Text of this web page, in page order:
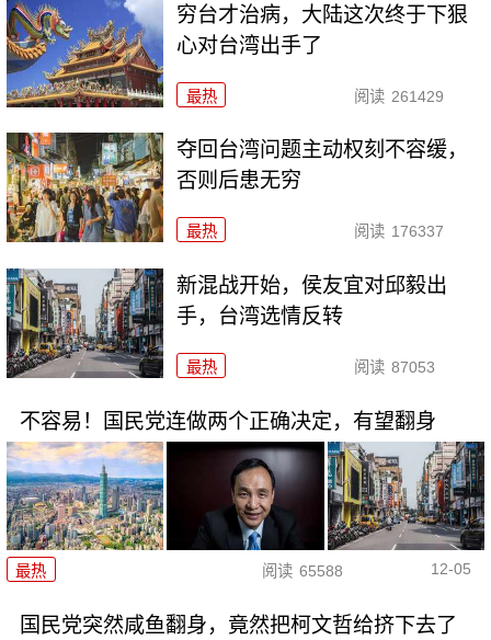
穷台才治病，大陆这次终于下狠
心对台湾出手了
最热 阅读 261429
夺回台湾问题主动权刻不容缓，
否则后患无穷
最热 阅读 176337
新混战开始，侯友宜对邱毅出
手，台湾选情反转
最热 阅读 87053
不容易！国民党连做两个正确决定，有望翻身
最热 阅读 65588 12-05
国民党突然咸鱼翻身，竟然把柯文哲给挤下去了